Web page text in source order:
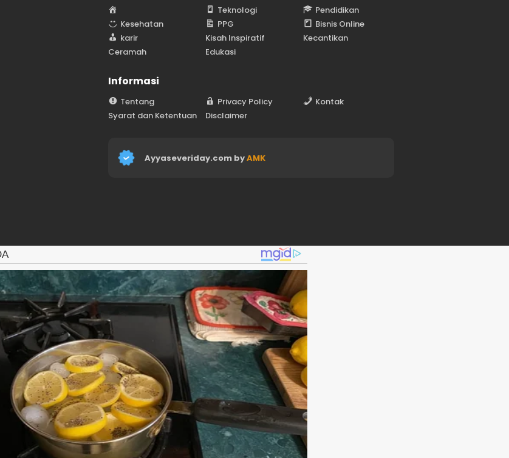
o
m
e
Teknologi
Pendidikan
Kesehatan
PPG
Bisnis Online
karir
Kisah Inspiratif
Kecantikan
Ceramah
Edukasi
Informasi
Tentang Privacy Policy
Kontak
Syarat dan Ketentuan
Disclaimer
Ayyaseveriday.com byAMK